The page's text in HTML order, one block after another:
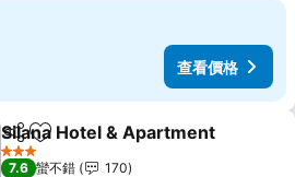
查看價格
分享 加入我的最愛
Silana Hotel & Apartment
3 星級
7.6 蠻不錯
170